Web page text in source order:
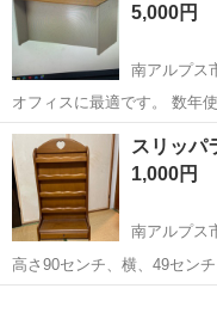
5,000円
南アルプス
オフィスに最適です。 数年
あります。 3枚目のオレン
使用して組み立てる家具で
を引用しました。 今はバラし
山梨 南アルプス市
スリッパ
1,000円
南アルプス
高さ90センチ、横、49セン
な状態です。